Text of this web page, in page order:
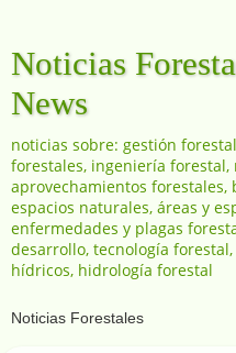
Noticias
News
noticias sobre: gestión
forestales, ingeniería
aprovechamientos forestales,
espacios naturales, áreas y
enfermedades y plagas
desarrollo, tecnología
hídricos, hidrología forestal